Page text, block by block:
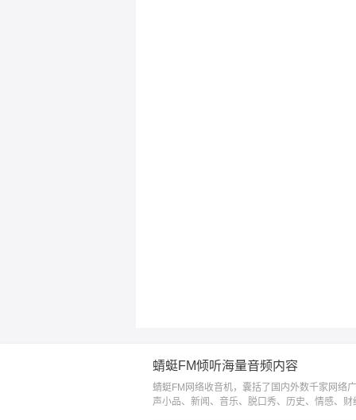
蜻蜓FM倾听海量音频内容
蜻蜓FM网络收音机，囊括了国内外数千家网络
声小品、新闻、音乐、脱口秀、历史、情感、